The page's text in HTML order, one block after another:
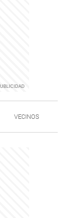
VECINOS